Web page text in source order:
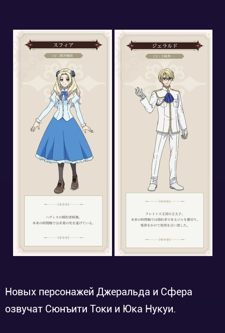
Новых персонажей Джеральда и Сфера
озвучат Сюнъити Токи и Юка Нукуи.